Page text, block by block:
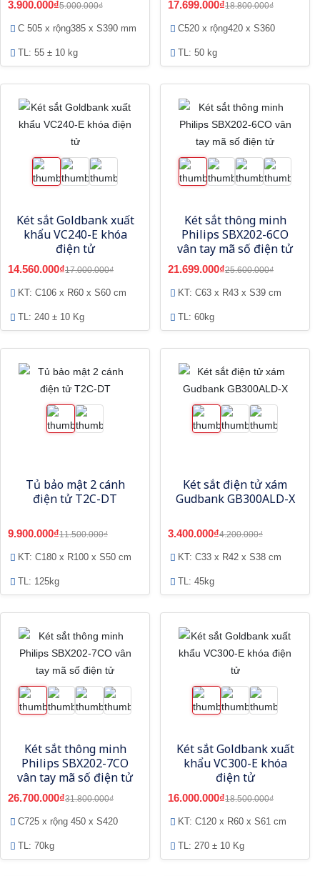
3.900.000₫5.000.000₫
C 505 x rộng385 x S390 mm
TL: 55 ± 10 kg
17.699.000₫18.800.000₫
C520 x rộng420 x S360
TL: 50 kg
Két sắt Goldbank xuất
khẩu VC240-E khóa
điện tử
14.560.000₫17.000.000₫
KT: C106 x R60 x S60 cm
TL: 240 ± 10 Kg
Két sắt thông minh
Philips SBX202-6CO
vân tay mã số điện tử
21.699.000₫25.600.000₫
KT: C63 x R43 x S39 cm
TL: 60kg
Tủ bảo mật 2 cánh
điện tử T2C-DT
9.900.000₫11.500.000₫
KT: C180 x R100 x S50 cm
TL: 125kg
Két sắt điện tử xám
Gudbank GB300ALD-X
3.400.000₫4.200.000₫
KT: C33 x R42 x S38 cm
TL: 45kg
Két sắt thông minh
Philips SBX202-7CO
vân tay mã số điện tử
26.700.000₫31.800.000₫
C725 x rộng 450 x S420
TL: 70kg
Két sắt Goldbank xuất
khẩu VC300-E khóa
điện tử
16.000.000₫18.500.000₫
KT: C120 x R60 x S61 cm
TL: 270 ± 10 Kg